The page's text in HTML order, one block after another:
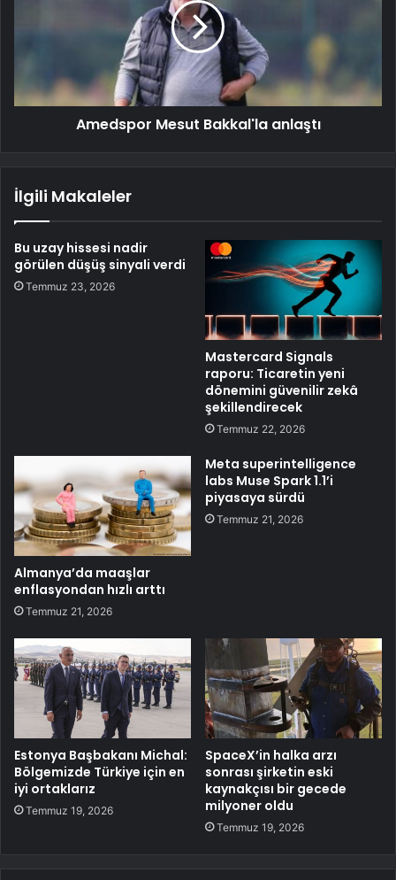
Amedspor Mesut Bakkal'la anlaştı
İlgili Makaleler
Bu uzay hissesi nadir
görülen düşüş sinyali verdi
Temmuz 23, 2026
Mastercard Signals
raporu: Ticaretin yeni
dönemini güvenilir zekâ
şekillendirecek
Temmuz 22, 2026
Almanya’da maaşlar
enflasyondan hızlı arttı
Temmuz 21, 2026
Meta superintelligence
labs Muse Spark 1.1’i
piyasaya sürdü
Temmuz 21, 2026
Estonya Başbakanı Michal:
Bölgemizde Türkiye için en
iyi ortaklarız
Temmuz 19, 2026
SpaceX’in halka arzı
sonrası şirketin eski
kaynakçısı bir gecede
milyoner oldu
Temmuz 19, 2026